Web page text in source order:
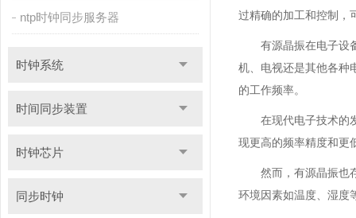
ntp时钟同步服务器
时钟系统
时间同步装置
时钟芯片
同步时钟
过精确的加工和控制，
有源晶振在电子设
机、电视还是其他各种
的工作频率。
在现代电子技术的
现更高的频率精度和更
然而，有源晶振也
环境因素如温度、湿度